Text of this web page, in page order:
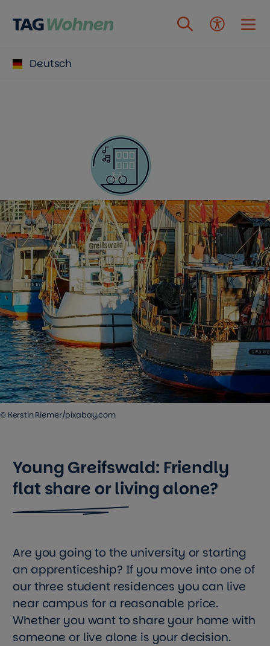
Zum Inhalt springen
Deutsch
Young Greifswald: Friendly
flat share or living alone?
Are you going to the university or starting
an apprenticeship? If you move into one of
our three student residences you can live
near campus for a reasonable price.
Whether you want to share your home with
someone or live alone is your decision.
© Kerstin Riemer/pixabay.com